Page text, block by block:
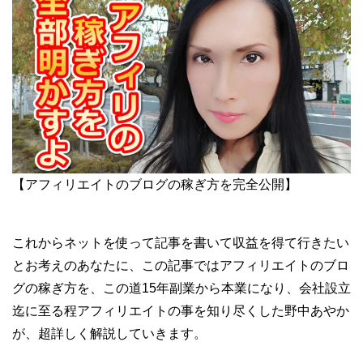
【アフィリエイトのブログの稼ぎ方を完全公開】
これからネットを使って記事を書いて収益を得て行きたい
とお考えのあなたに、この記事ではアフィリエイトのブロ
グの稼ぎ方を、この道15年副業から本業になり、会社設立
迄に至る程アフィリエイトの事を知り尽くした野中あやか
が、超詳しく解説していきます。